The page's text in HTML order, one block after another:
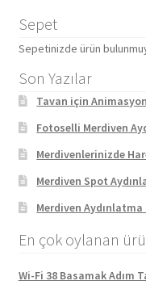
Sepet
Sepetinizde ürün
Son Yazılar
Tavan için
Fotoselli Merdiven
Merdivenlerinizde
Merdiven Spot
Merdiven Aydınlatma
En çok oylanan
Wi-Fi 38 Basamak Adım